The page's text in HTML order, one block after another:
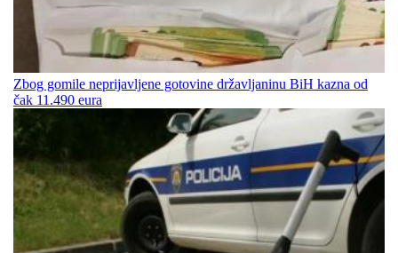
Zbog gomile neprijavljene gotovine državljaninu BiH kazna od
čak 11.490 eura